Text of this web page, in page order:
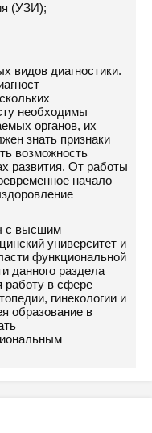
(УЗИ);
видов диагностики.
необходимы
органов, их
знать признаки
возможность
развития. От работы
начало
с высшим
университет и
функциональной
данного раздела
работу в сфере
гинекологии и
образование в